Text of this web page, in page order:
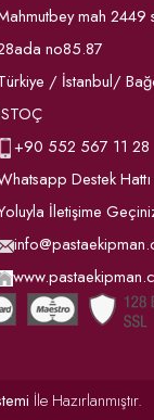
mah 2449
no85.87
/ İstanbul/
+90 552 567 11 28
Destek
İletişime
İle Hazırlanmıştır.